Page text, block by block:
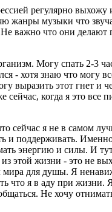
регулярно выхожу
жанры музыки что
важно что они делают
Могу спать 2-3
- хотя знаю что могу
выразить этот гнет и
сейчас, когда я это все
сейчас я не в самом
и поддерживать.
энергию и силы. И
этой жизни - это не
мира для душы. Я
что я в аду при жизни.
Не хочу